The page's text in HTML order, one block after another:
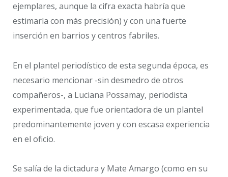
ejemplares, aunque la cifra exacta habría que
estimarla con más precisión) y con una fuerte
inserción en barrios y centros fabriles.
En el plantel periodístico de esta segunda época, es
necesario mencionar -sin desmedro de otros
compañeros-, a Luciana Possamay, periodista
experimentada, que fue orientadora de un plantel
predominantemente joven y con escasa experiencia
en el oficio.
Se salía de la dictadura y Mate Amargo (como en su